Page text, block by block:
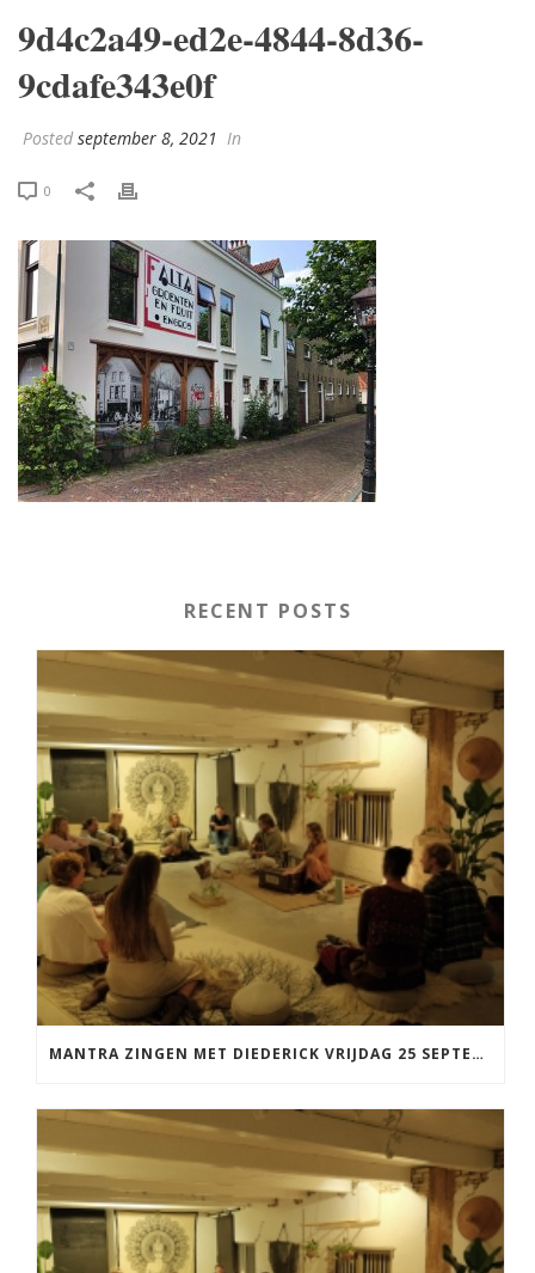
9d4c2a49-ed2e-4844-8d36-
9cdafe343e0f
Posted september 8, 2021 In
0
RECENT POSTS
MANTRA ZINGEN MET DIEDERICK VRIJDAG 25 SEPTEMBER EN 20 NOVEMBER